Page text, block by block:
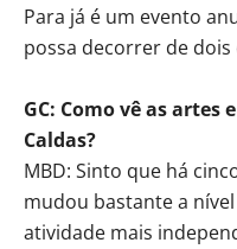
Para já é um evento
possa decorrer de dois
GC: Como vê as
Caldas?
MBD: Sinto que há
mudou bastante a
atividade mais